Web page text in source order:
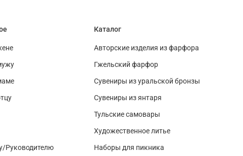
Руководителю
Каталог
Авторские изделия из фарфора
Гжельский фарфор
Сувениры из уральской бронзы
Сувениры из янтаря
Тульские самовары
Художественное литье
Наборы для пикника